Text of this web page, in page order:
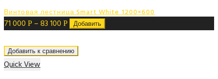
Винтовая лестница Smart White 1200×600
71 000 Р –83 100 Р Добавить
Добавить к сравнению
Quick View